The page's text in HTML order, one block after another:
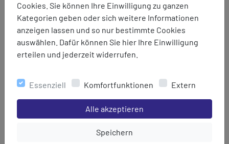
Cookies. Sie können Ihre Einwilligung zu ganzen
Kategorien geben oder sich weitere Informationen
anzeigen lassen und so nur bestimmte Cookies
auswählen. Dafür können Sie hier Ihre Einwilligung
erteilen und jederzeit widerrufen.
Essenziell Komfortfunktionen Extern
Einstellungen speichern für die Gruppe
Alle akzeptieren
Einstellungen speichern für die
Speichern